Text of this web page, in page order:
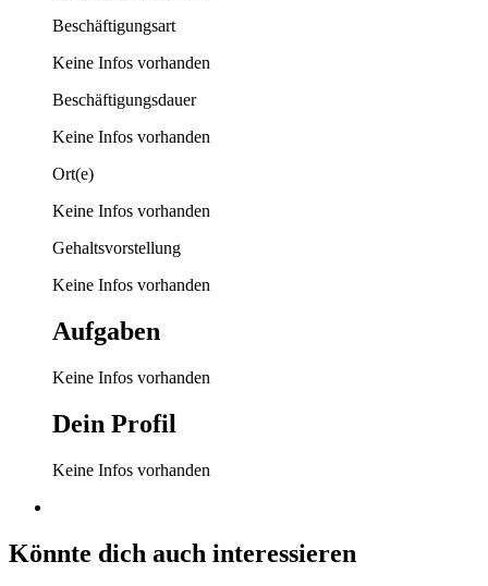
Beschäftigungsart
Keine Infos vorhanden
Beschäftigungsdauer
Keine Infos vorhanden
Ort(e)
Keine Infos vorhanden
Gehaltsvorstellung
Keine Infos vorhanden
Aufgaben
Keine Infos vorhanden
Dein Profil
Keine Infos vorhanden
Könnte dich auch interessieren